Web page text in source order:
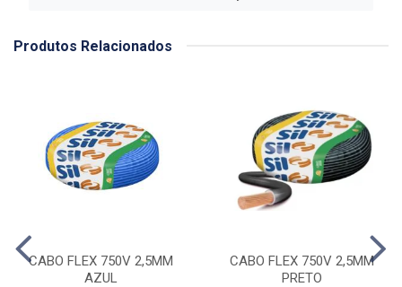
Produtos Relacionados
CABO FLEX 750V 2,5MM
AZUL
CABO FLEX 750V 2,5MM
PRETO